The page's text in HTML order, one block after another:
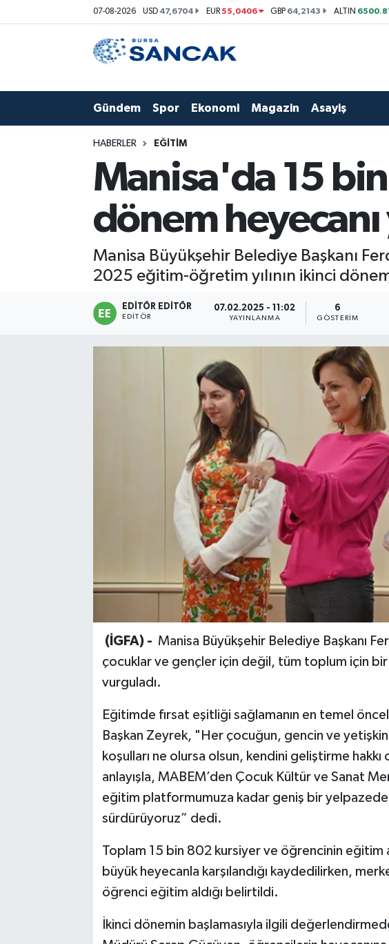
07-08-2026 USD 47,6704 EUR55,0406 GBP 64,2143 ALTIN
Gündem Spor Ekonomi Magazin Asayiş
HABERLER EĞITIM
Manisa'da 15
dönem heyecanı
Manisa Büyükşehir Belediye Başkanı
2025 eğitim-öğretim yılının ikinci
EDITÖR EDITÖR
EDITÖR
07.02.2025 - 11:02
YAYINLANMA
6
GÖSTERIM
(İGFA) - Manisa Büyükşehir Belediye Başkanı
çocuklar ve gençler için değil, tüm toplum için bir
vurguladı.
Eğitimde fırsat eşitliği sağlamanın en temel
Başkan Zeyrek, "Her çocuğun, gencin ve
koşulları ne olursa olsun, kendini geliştirme hakkı
anlayışla, MABEM’den Çocuk Kültür ve Sanat
eğitim platformumuza kadar geniş bir
sürdürüyoruz” dedi.
Toplam 15 bin 802 kursiyer ve öğrencinin eğitim
büyük heyecanla karşılandığı kaydedilirken,
öğrenci eğitim aldığı belirtildi.
İkinci dönemin başlamasıyla ilgili
Hava Durumu
Son Dakika Haberleri
Haber Arşivi